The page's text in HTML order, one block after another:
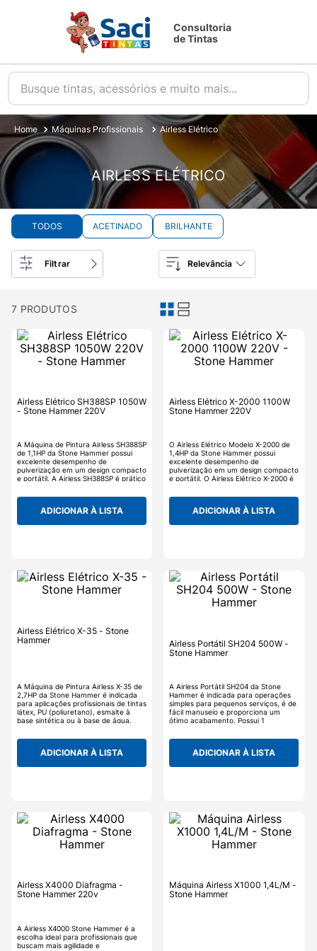
Consultoria
de Tintas
Busque tintas, acessórios e muito mais...
Máquinas Profissionais Airless Elétrico
AIRLESS ELÉTRICO
TODOS ACETINADO BRILHANTE
Filtrar Relevância
7 PRODUTOS
Airless Elétrico SH388SP 1050W
- Stone Hammer 220V
A Máquina de Pintura Airless SH388SP
de 1,1HP da Stone Hammer possui
excelente desempenho de
pulverização em um design compacto
e portátil. A Airless SH388SP é prático
transporte embutida e fácil de
guardar. Seu sistema de filtragem
incorporado da pistola reduz o
ADICIONAR À LISTA
Airless Elétrico X-2000 1100W
Stone Hammer 220V
O Airless Elétrico Modelo X-2000 de
1,4HP da Stone Hammer possui
excelente desempenho de
pulverização em um design compacto
e portátil. O Airless Elétrico X-2000 é
fácil de guardar. A sua tecnologia e
confiabilidade o tornam perfeito para
profissionais que pintam diariamente
ADICIONAR À LISTA
Airless Elétrico X-35 - Stone
Hammer
A Máquina de Pintura Airless X-35 de
2,7HP da Stone Hammer é indicada
para aplicações profissionais de tintas
látex, PU (poliuretano), esmalte à
base sintética ou à base de água,
epóxis, epóxis alto sólidos, massa
corrida e acrílica. A Airless X-35
possui excelente desempenho de
acabamento, mas é indicado sempre
coar a tinta com malha 60. A
lubrificação manual da Airless X-35
deve ser diária, e o óleo indicado para
lubrificação: óleo Stone Hammer. A
compartimento de entrada de óleo.
Incluso: Mangueira com 15 m 1 pistola
de pintura (bico 0,0027" e filtro
ADICIONAR À LISTA
Airless Portátil SH204 500W -
Stone Hammer
A Airless Portátil SH204 da Stone
Hammer é indicada para operações
simples para pequenos serviços, é de
fácil manuseio e proporciona um
ótimo acabamento. Possui 1
1 Carregador, 1 Alça. NÃO É PARA
ADICIONAR À LISTA
Airless X4000 Diafragma -
Stone Hammer 220v
A Airless X4000 Stone Hammer é a
escolha ideal para profissionais que
buscam mais agilidade e
Máquina Airless X1000 1,4L/M -
Stone Hammer